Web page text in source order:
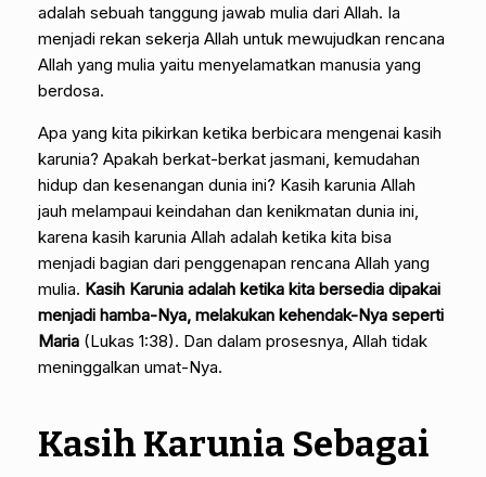
adalah sebuah tanggung jawab mulia dari Allah. Ia
menjadi rekan sekerja Allah untuk mewujudkan rencana
Allah yang mulia yaitu menyelamatkan manusia yang
berdosa.
Apa yang kita pikirkan ketika berbicara mengenai kasih
karunia? Apakah berkat-berkat jasmani, kemudahan
hidup dan kesenangan dunia ini? Kasih karunia Allah
jauh melampaui keindahan dan kenikmatan dunia ini,
karena kasih karunia Allah adalah ketika kita bisa
menjadi bagian dari penggenapan rencana Allah yang
mulia. Kasih Karunia adalah ketika kita bersedia dipakai
menjadi hamba-Nya, melakukan kehendak-Nya seperti
Maria (Lukas 1:38). Dan dalam prosesnya, Allah tidak
meninggalkan umat-Nya.
Kasih Karunia Sebagai